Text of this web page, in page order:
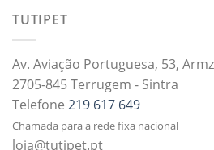
TUTIPET
Av. Aviação Portuguesa, 53,
2705-845 Terrugem - Sintra
Telefone 219 617 649
Chamada para a rede fixa nacional
loja@tutipet.pt